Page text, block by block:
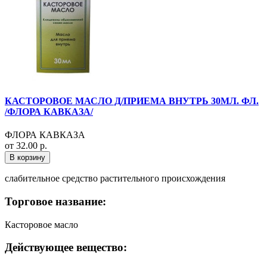
КАСТОРОВОЕ МАСЛО Д/ПРИЕМА ВНУТРЬ 30МЛ. ФЛ.
/ФЛОРА КАВКАЗА/
ФЛОРА КАВКАЗА
от 32.00 р.
В корзину
слабительное средство растительного происхождения
Торговое название:
Касторовое масло
Действующее вещество: